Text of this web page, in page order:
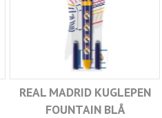
REAL MADRID KUGLEPEN
FOUNTAIN BLÅ